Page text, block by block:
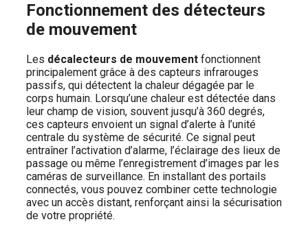
Fonctionnement des détecteurs
de mouvement
Les décalecteurs de mouvement fonctionnent
principalement grâce à des capteurs infrarouges
passifs, qui détectent la chaleur dégagée par le
corps humain. Lorsqu’une chaleur est détectée dans
leur champ de vision, souvent jusqu’à 360 degrés,
ces capteurs envoient un signal d’alerte à l’unité
centrale du système de sécurité. Ce signal peut
entraîner l’activation d’alarme, l’éclairage des lieux de
passage ou même l’enregistrement d’images par les
caméras de surveillance. En installant des portails
connectés, vous pouvez combiner cette technologie
avec un accès distant, renforçant ainsi la sécurisation
de votre propriété.